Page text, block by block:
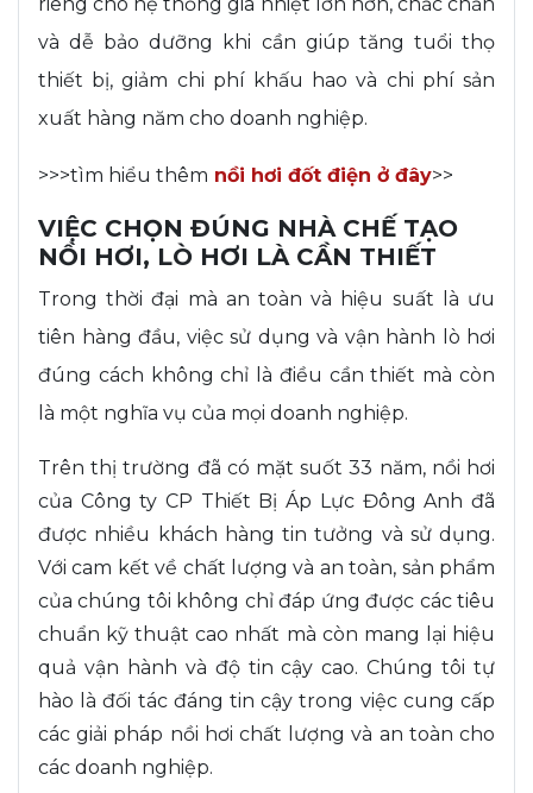
riêng cho hệ thống gia nhiệt lớn hơn, chắc chắn
và dễ bảo dưỡng khi cần giúp tăng tuổi thọ
thiết bị, giảm chi phí khấu hao và chi phí sản
xuất hàng năm cho doanh nghiệp.
>>>tìm hiểu thêm nồi hơi đốt điện ở đây>>
VIỆC CHỌN ĐÚNG NHÀ CHẾ TẠO
NỒI HƠI, LÒ HƠI LÀ CẦN THIẾT
Trong thời đại mà an toàn và hiệu suất là ưu
tiên hàng đầu, việc sử dụng và vận hành lò hơi
đúng cách không chỉ là điều cần thiết mà còn
là một nghĩa vụ của mọi doanh nghiệp.
Trên thị trường đã có mặt suốt 33 năm, nồi hơi
của Công ty CP Thiết Bị Áp Lực Đông Anh đã
được nhiều khách hàng tin tưởng và sử dụng.
Với cam kết về chất lượng và an toàn, sản phẩm
của chúng tôi không chỉ đáp ứng được các tiêu
chuẩn kỹ thuật cao nhất mà còn mang lại hiệu
quả vận hành và độ tin cậy cao. Chúng tôi tự
hào là đối tác đáng tin cậy trong việc cung cấp
các giải pháp nồi hơi chất lượng và an toàn cho
các doanh nghiệp.